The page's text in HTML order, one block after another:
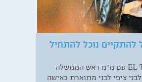
נוכל להתחיל
ראיון מיוחד ל-EL TIEM PO עם מ"מ ראש הממשלה
ציפי לבני מתוארת כאישה